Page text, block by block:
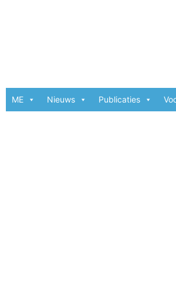
ME Nieuws Publicaties